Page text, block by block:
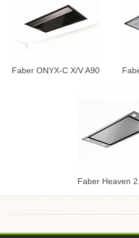
Faber ONYX-C X/V A90
Faber Heaven